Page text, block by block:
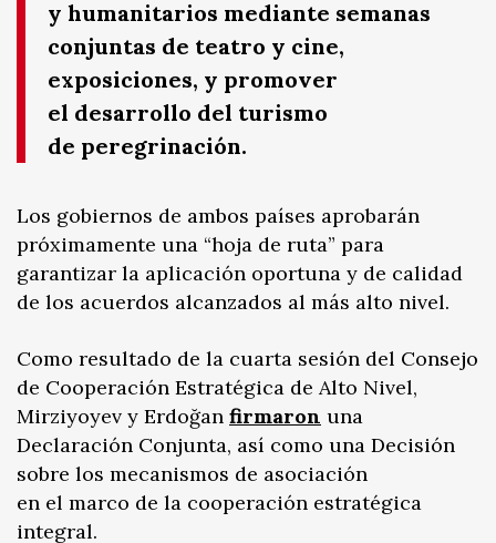
y humanitarios mediante semanas
conjuntas de teatro y cine,
exposiciones, y promover
el desarrollo del turismo
de peregrinación.
Los gobiernos de ambos países aprobarán
próximamente una “hoja de ruta” para
garantizar la aplicación oportuna y de calidad
de los acuerdos alcanzados al más alto nivel.
Como resultado de la cuarta sesión del Consejo
de Cooperación Estratégica de Alto Nivel,
Mirziyoyev y Erdoğan firmaron una
Declaración Conjunta, así como una Decisión
sobre los mecanismos de asociación
en el marco de la cooperación estratégica
integral.